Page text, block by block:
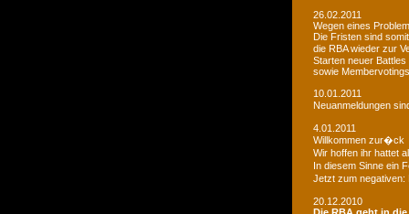
26.02.2011
Wegen eines
Die Fristen sind
die RBA wieder zur
Starten neuer Battles
sowie
10.01.2011
Neuanmeldungen
4.01.2011
Willkommen zur�ck
Wir hoffen ihr hattet
In diesem Sinne ein
Jetzt zum negativen:
20.12.2010